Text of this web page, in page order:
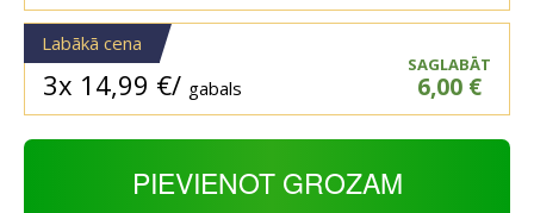
Labākā cena
3x 14,99 €/ gabals
SAGLABĀT
6,00 €
PIEVIENOT GROZAM